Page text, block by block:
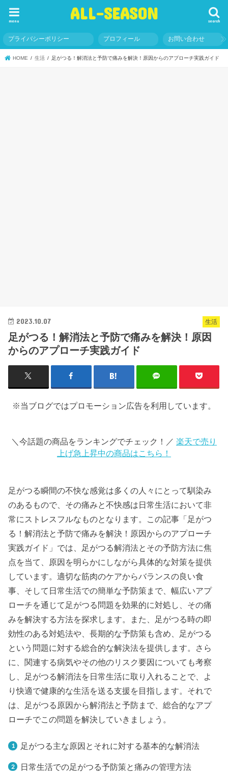
ALL-SEASON search
menu
プライバシーポリシー プロフィール お問い合わせ
HOME 生活 足がつる！解消法と予防で痛みを解決！原因からのアプローチ実践ガイド
生活
2023.10.07
足がつる！解消法と予防で痛みを解決！原因
からのアプローチ実践ガイド
※当ブログではプロモーション広告を利用しています。
＼今話題の商品をランキングでチェック！／ 楽天で売り
上げ急上昇中の商品はこちら！
足がつる瞬間の不快な感覚は多くの人々にとって馴染み
のあるもので、その痛みと不快感は日常生活において非
常にストレスフルなものとなります。この記事「足がつ
る！解消法と予防で痛みを解決！原因からのアプローチ
実践ガイド」では、足がつる解消法とその予防方法に焦
点を当て、原因を明らかにしながら具体的な対策を提供
しています。適切な筋肉のケアからバランスの良い食
事、そして日常生活での簡単な予防策まで、幅広いアプ
ローチを通じて足がつる問題を効果的に対処し、その痛
みを解決する方法を探求します。また、足がつる時の即
効性のある対処法や、長期的な予防策も含め、足がつる
という問題に対する総合的な解決法を提供します。さら
に、関連する病気やその他のリスク要因についても考察
し、足がつる解消法を日常生活に取り入れることで、よ
り快適で健康的な生活を送る支援を目指します。それで
は、足がつる原因から解消法と予防まで、総合的なアプ
ローチでこの問題を解決していきましょう。
足がつる主な原因とそれに対する基本的な解消法
日常生活での足がつる予防策と痛みの管理方法